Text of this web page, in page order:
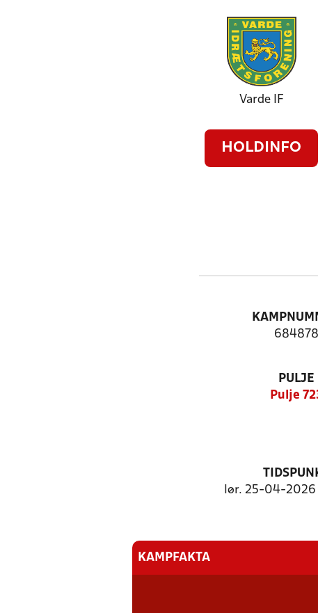
Varde IF
HOLDINFO
684878
PULJE
Pulje
lør. 25-04-2026
KAMPFAKTA